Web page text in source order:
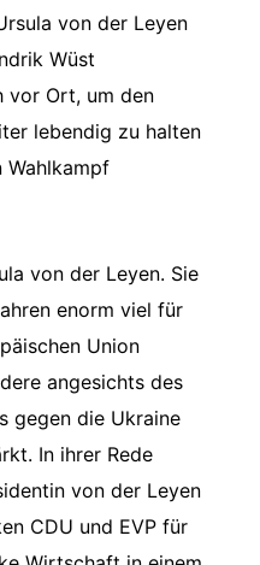
von der Leyen
Wüst
vor Ort, um den
lebendig zu halten
Wahlkampf
von der Leyen. Sie
enorm viel für
Union
angesichts des
gegen die Ukraine
In ihrer Rede
von der Leyen
CDU und EVP für